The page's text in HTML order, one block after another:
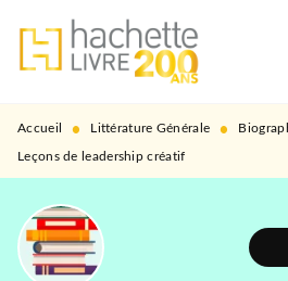
MENU RECHERCHE
PIED DE PAGE
Accueil • Littérature Générale •
Leçons de leadership créatif